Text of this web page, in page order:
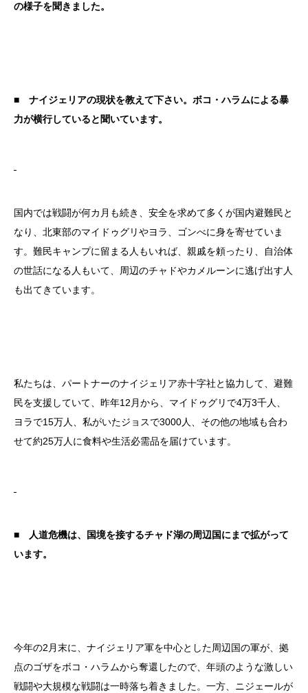
の様子を聞きました。
■ ナイジェリアの現状を教えて下さい。ボコ・ハラムによる暴
力が横行していると聞いています。
国内では戦闘が何カ月も続き、安全を求めて多くが国内避難民と
なり、北東部のマイドゥグリやヨラ、ゴンべに身を寄せていま
す。難民キャンプに留まる人もいれば、親戚を頼ったり、自治体
の世話になる人もいて、周辺のチャドやカメルーンに逃げ出す人
も出てきています。
私たちは、パートナーのナイジェリア赤十字社と協力して、避難
民を支援していて、昨年12月から、マイドゥグリで4万3千人、
ヨラで15万人、私がいたジョスで3000人、その他の地域も合わ
せて約25万人に食料や生活必需品を届けています。
■ 人道危機は、国境を接するチャド湖の周辺国にまで拡がって
います。
今年の2月末に、ナイジェリア軍を中心とした周辺国の軍が、拠
点のゴザをボコ・ハラムから奪還したので、年頭のような激しい
戦闘や大規模な戦闘は一時落ち着きました。一方、ニジェールが